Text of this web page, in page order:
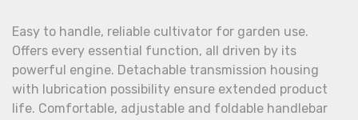
Easy to handle, reliable cultivator for garden use.
Offers every essential function, all driven by its
powerful engine. Detachable transmission housing
with lubrication possibility ensure extended product
life. Comfortable, adjustable and foldable handlebar